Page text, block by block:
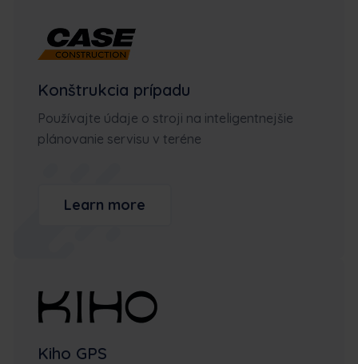
Konštrukcia prípadu
Používajte údaje o stroji na inteligentnejšie
plánovanie servisu v teréne
Learn more
Kiho GPS